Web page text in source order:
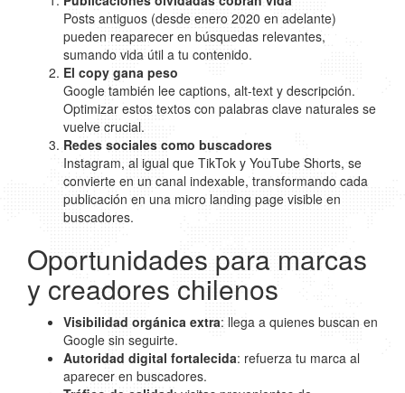
Posts antiguos (desde enero 2020 en adelante)
pueden reaparecer en búsquedas relevantes,
sumando vida útil a tu contenido.
El copy gana peso
Google también lee captions, alt-text y descripción.
Optimizar estos textos con palabras clave naturales se
vuelve crucial.
Redes sociales como buscadores
Instagram, al igual que TikTok y YouTube Shorts, se
convierte en un canal indexable, transformando cada
publicación en una micro landing page visible en
buscadores.
Oportunidades para marcas
y creadores chilenos
Visibilidad orgánica extra: llega a quienes buscan en
Google sin seguirte.
Autoridad digital fortalecida: refuerza tu marca al
aparecer en buscadores.